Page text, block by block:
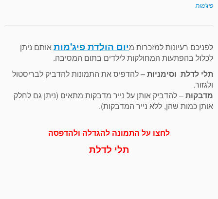
פיג'מות
לפניכם רעיונות למזכרות מיום הולדת פיג'מותאותם ניתן
לכלול בהפתעות המחולקות לילדים בתום המסיבה.
תלי לדלת וסימניות– להדפיס את התמונות להדביק לבריסטול
ולגזור.
מדבקות– להדביק אותן על נייר מדבקות מתאים (ניתן גם לחלק
אותן כמות שהן, ללא נייר המדבקות).
לחצו על התמונה להגדלה ולהדפסה
תלי לדלת